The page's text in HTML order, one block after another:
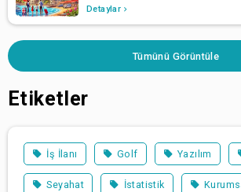
Detaylar
Tümünü Görüntüle
Etiketler
İş İlanı Golf Yazılım
Seyahat İstatistik